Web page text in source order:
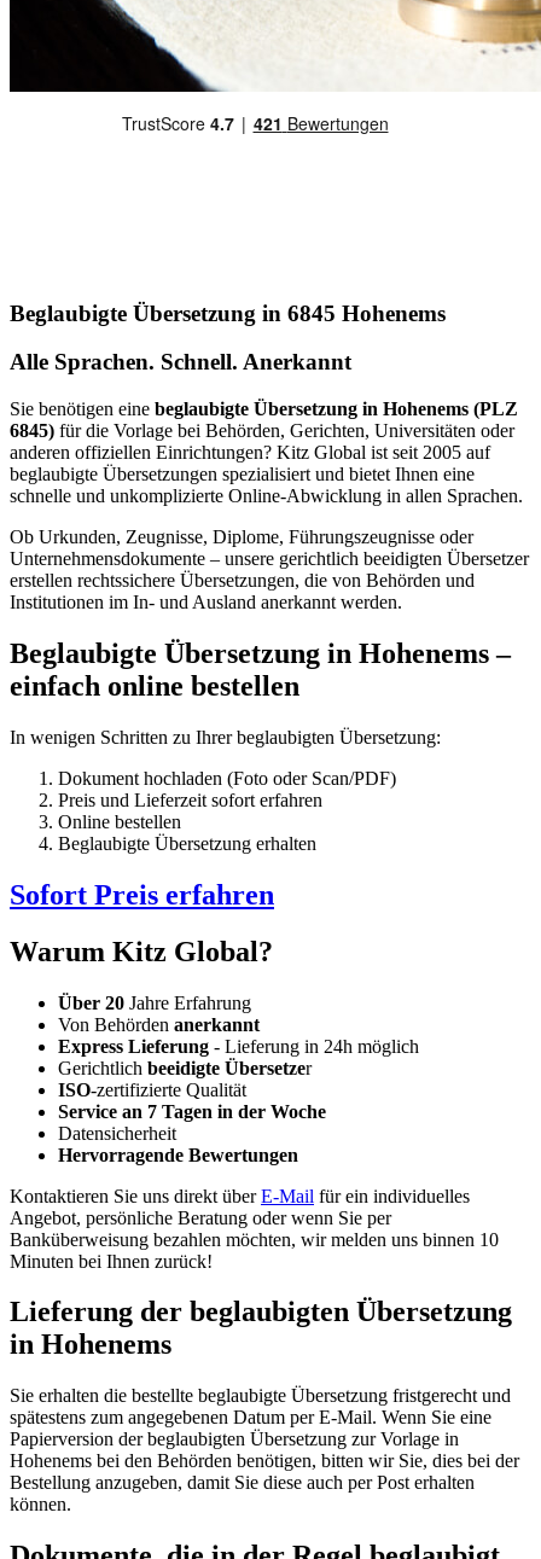
Beglaubigte Übersetzung in 6845 Hohenems
Alle Sprachen. Schnell. Anerkannt
Sie benötigen eine beglaubigte Übersetzung in Hohenems (PLZ
6845) für die Vorlage bei Behörden, Gerichten, Universitäten oder
anderen offiziellen Einrichtungen? Kitz Global ist seit 2005 auf
beglaubigte Übersetzungen spezialisiert und bietet Ihnen eine
schnelle und unkomplizierte Online-Abwicklung in allen Sprachen.
Ob Urkunden, Zeugnisse, Diplome, Führungszeugnisse oder
Unternehmensdokumente – unsere gerichtlich beeidigten Übersetzer
erstellen rechtssichere Übersetzungen, die von Behörden und
Institutionen im In- und Ausland anerkannt werden.
Beglaubigte Übersetzung in Hohenems –
einfach online bestellen
In wenigen Schritten zu Ihrer beglaubigten Übersetzung:
Dokument hochladen (Foto oder Scan/PDF)
Preis und Lieferzeit sofort erfahren
Online bestellen
Beglaubigte Übersetzung erhalten
Sofort Preis erfahren
Warum Kitz Global?
Über 20 Jahre Erfahrung
Von Behörden anerkannt
Express Lieferung - Lieferung in 24h möglich
Gerichtlich beeidigte Übersetzer
ISO-zertifizierte Qualität
Service an 7 Tagen in der Woche
Datensicherheit
Hervorragende Bewertungen
Kontaktieren Sie uns direkt überE-Mail für ein individuelles
Angebot, persönliche Beratung oder wenn Sie per
Banküberweisung bezahlen möchten, wir melden uns binnen 10
Minuten bei Ihnen zurück!
Lieferung der beglaubigten Übersetzung
in Hohenems
Sie erhalten die bestellte beglaubigte Übersetzung fristgerecht und
spätestens zum angegebenen Datum per E-Mail. Wenn Sie eine
Papierversion der beglaubigten Übersetzung zur Vorlage in
Hohenems bei den Behörden benötigen, bitten wir Sie, dies bei der
Bestellung anzugeben, damit Sie diese auch per Post erhalten
können.